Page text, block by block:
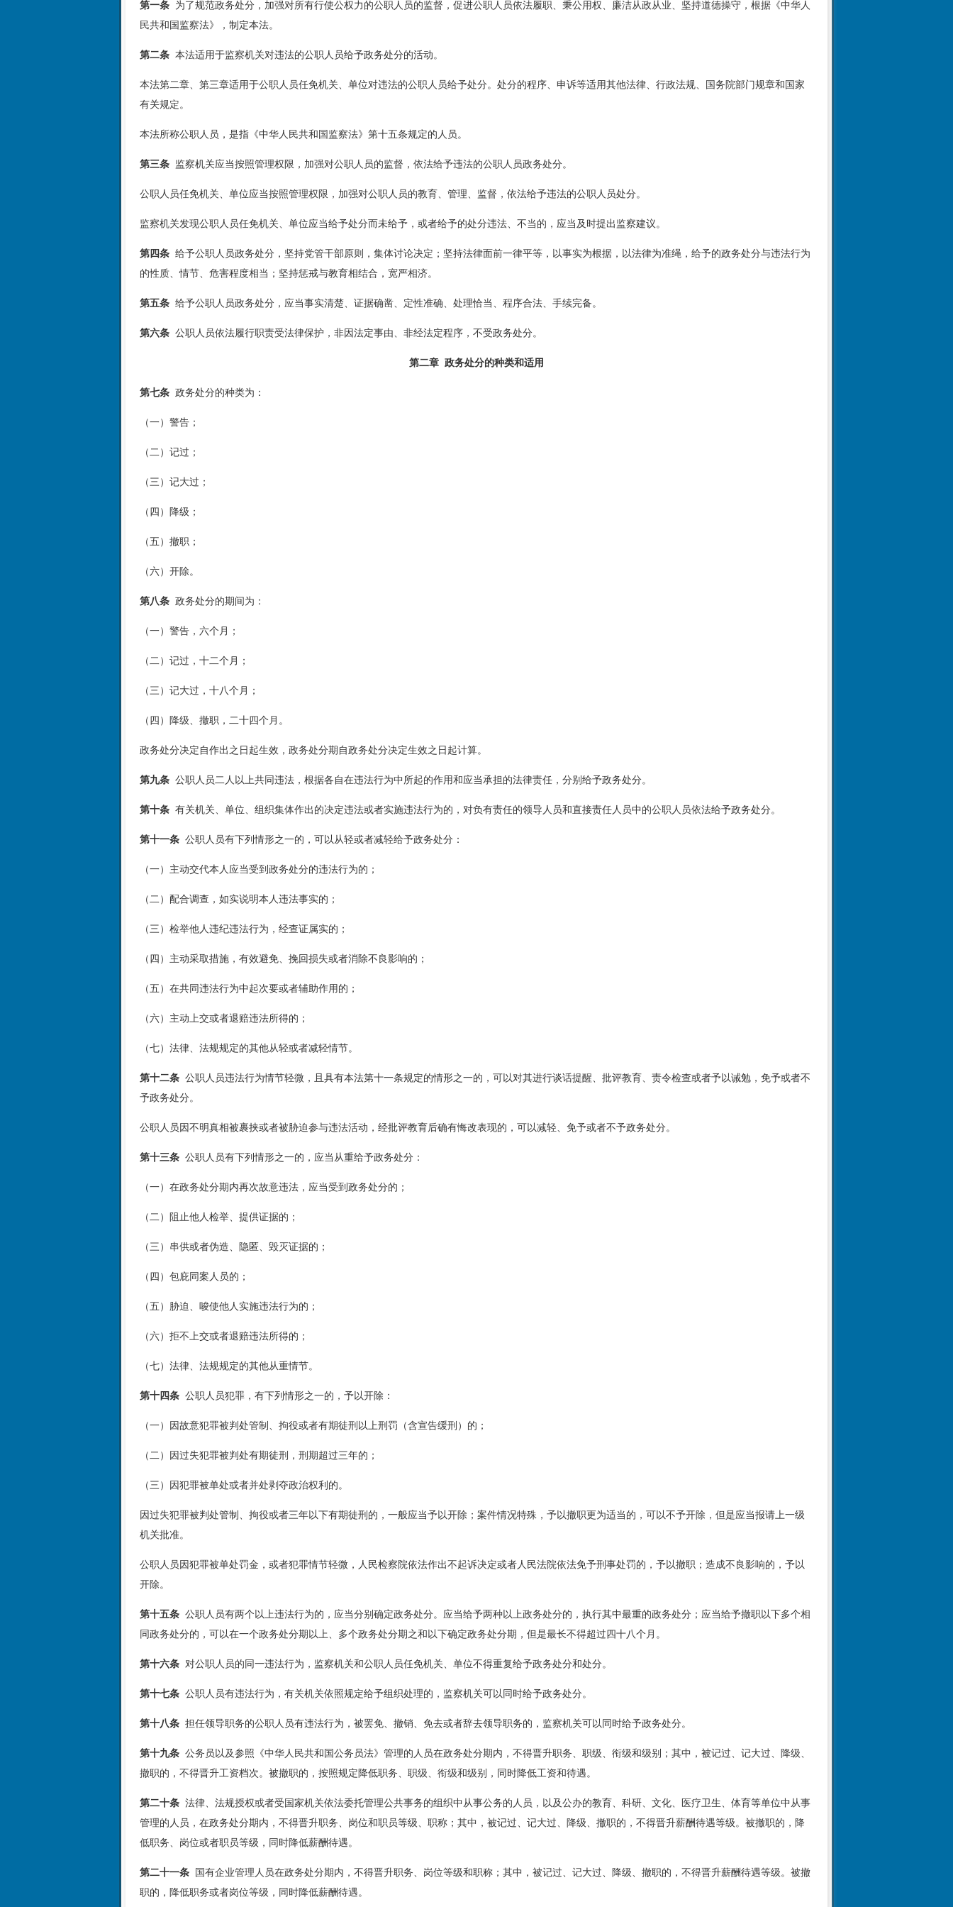
第一条 为了规范政务处分，加强对所有行使公权力的公职人员的监督，促进公职人员依法履职、秉公用权、廉洁从政从业、坚持道德操守，根据《中华人
民共和国监察法》，制定本法。
第二条 本法适用于监察机关对违法的公职人员给予政务处分的活动。
本法第二章、第三章适用于公职人员任免机关、单位对违法的公职人员给予处分。处分的程序、申诉等适用其他法律、行政法规、国务院部门规章和国家
有关规定。
本法所称公职人员，是指《中华人民共和国监察法》第十五条规定的人员。
第三条 监察机关应当按照管理权限，加强对公职人员的监督，依法给予违法的公职人员政务处分。
公职人员任免机关、单位应当按照管理权限，加强对公职人员的教育、管理、监督，依法给予违法的公职人员处分。
监察机关发现公职人员任免机关、单位应当给予处分而未给予，或者给予的处分违法、不当的，应当及时提出监察建议。
第四条 给予公职人员政务处分，坚持党管干部原则，集体讨论决定；坚持法律面前一律平等，以事实为根据，以法律为准绳，给予的政务处分与违法行为
的性质、情节、危害程度相当；坚持惩戒与教育相结合，宽严相济。
第五条 给予公职人员政务处分，应当事实清楚、证据确凿、定性准确、处理恰当、程序合法、手续完备。
第六条 公职人员依法履行职责受法律保护，非因法定事由、非经法定程序，不受政务处分。
第二章 政务处分的种类和适用
第七条 政务处分的种类为：
（一）警告；
（二）记过；
（三）记大过；
（四）降级；
（五）撤职；
（六）开除。
第八条 政务处分的期间为：
（一）警告，六个月；
（二）记过，十二个月；
（三）记大过，十八个月；
（四）降级、撤职，二十四个月。
政务处分决定自作出之日起生效，政务处分期自政务处分决定生效之日起计算。
第九条 公职人员二人以上共同违法，根据各自在违法行为中所起的作用和应当承担的法律责任，分别给予政务处分。
第十条 有关机关、单位、组织集体作出的决定违法或者实施违法行为的，对负有责任的领导人员和直接责任人员中的公职人员依法给予政务处分。
第十一条 公职人员有下列情形之一的，可以从轻或者减轻给予政务处分：
（一）主动交代本人应当受到政务处分的违法行为的；
（二）配合调查，如实说明本人违法事实的；
（三）检举他人违纪违法行为，经查证属实的；
（四）主动采取措施，有效避免、挽回损失或者消除不良影响的；
（五）在共同违法行为中起次要或者辅助作用的；
（六）主动上交或者退赔违法所得的；
（七）法律、法规规定的其他从轻或者减轻情节。
第十二条 公职人员违法行为情节轻微，且具有本法第十一条规定的情形之一的，可以对其进行谈话提醒、批评教育、责令检查或者予以诫勉，免予或者不
予政务处分。
公职人员因不明真相被裹挟或者被胁迫参与违法活动，经批评教育后确有悔改表现的，可以减轻、免予或者不予政务处分。
第十三条 公职人员有下列情形之一的，应当从重给予政务处分：
（一）在政务处分期内再次故意违法，应当受到政务处分的；
（二）阻止他人检举、提供证据的；
（三）串供或者伪造、隐匿、毁灭证据的；
（四）包庇同案人员的；
（五）胁迫、唆使他人实施违法行为的；
（六）拒不上交或者退赔违法所得的；
（七）法律、法规规定的其他从重情节。
第十四条 公职人员犯罪，有下列情形之一的，予以开除：
（一）因故意犯罪被判处管制、拘役或者有期徒刑以上刑罚（含宣告缓刑）的；
（二）因过失犯罪被判处有期徒刑，刑期超过三年的；
（三）因犯罪被单处或者并处剥夺政治权利的。
因过失犯罪被判处管制、拘役或者三年以下有期徒刑的，一般应当予以开除；案件情况特殊，予以撤职更为适当的，可以不予开除，但是应当报请上一级
机关批准。
公职人员因犯罪被单处罚金，或者犯罪情节轻微，人民检察院依法作出不起诉决定或者人民法院依法免予刑事处罚的，予以撤职；造成不良影响的，予以
开除。
第十五条 公职人员有两个以上违法行为的，应当分别确定政务处分。应当给予两种以上政务处分的，执行其中最重的政务处分；应当给予撤职以下多个相
同政务处分的，可以在一个政务处分期以上、多个政务处分期之和以下确定政务处分期，但是最长不得超过四十八个月。
第十六条 对公职人员的同一违法行为，监察机关和公职人员任免机关、单位不得重复给予政务处分和处分。
第十七条 公职人员有违法行为，有关机关依照规定给予组织处理的，监察机关可以同时给予政务处分。
第十八条 担任领导职务的公职人员有违法行为，被罢免、撤销、免去或者辞去领导职务的，监察机关可以同时给予政务处分。
第十九条 公务员以及参照《中华人民共和国公务员法》管理的人员在政务处分期内，不得晋升职务、职级、衔级和级别；其中，被记过、记大过、降级、
撤职的，不得晋升工资档次。被撤职的，按照规定降低职务、职级、衔级和级别，同时降低工资和待遇。
第二十条 法律、法规授权或者受国家机关依法委托管理公共事务的组织中从事公务的人员，以及公办的教育、科研、文化、医疗卫生、体育等单位中从事
管理的人员，在政务处分期内，不得晋升职务、岗位和职员等级、职称；其中，被记过、记大过、降级、撤职的，不得晋升薪酬待遇等级。被撤职的，降
低职务、岗位或者职员等级，同时降低薪酬待遇。
第二十一条 国有企业管理人员在政务处分期内，不得晋升职务、岗位等级和职称；其中，被记过、记大过、降级、撤职的，不得晋升薪酬待遇等级。被撤
职的，降低职务或者岗位等级，同时降低薪酬待遇。